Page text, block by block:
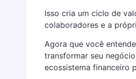
Isso cria um ciclo de
colaboradores e a
Agora que você
transformar seu
ecossistema financeiro